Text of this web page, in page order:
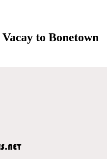
to Bonetown